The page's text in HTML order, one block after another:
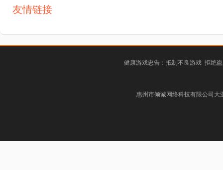
友情链接
健康游戏忠告：抵制不良游戏 拒绝
惠州市倾诚网络科技有限公司大